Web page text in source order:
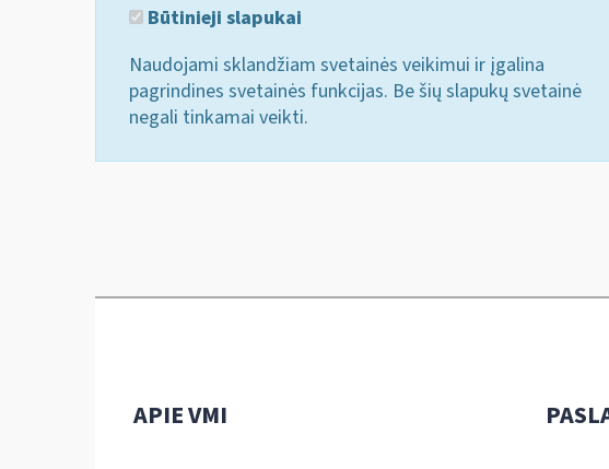
Būtinieji slapukai
Naudojami sklandžiam svetainės veikimui ir įgalina
pagrindines svetainės funkcijas. Be šių slapukų svetainė
negali tinkamai veikti.
APIE VMI